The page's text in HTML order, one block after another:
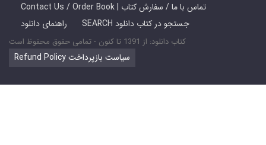
Contact Us / Order Book | تماس با ما / سفارش کتاب
راهنمای دانلود
SEARCH جستجو در کتاب دانلود
کتاب دانلود: از 1391 تا کنون - تمامی حقوق محفوظ است
Refund Policy سیاست بازپرداخت